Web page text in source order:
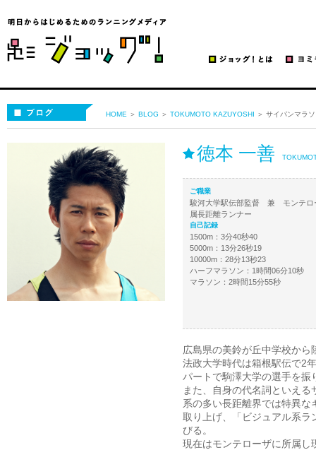
HOME ＞ BLOG ＞ TOKUMOTO KAZUYOSHI ＞ サイパンマラ
徳本 一善
ご職業
駿河大学駅伝部監督 兼 モンテロ
属長距離ランナー
自己記録
1500m：3分40秒40
5000m：13分26秒19
10000m：28分13秒23
ハーフマラソン：1時間06分10秒
マラソン：2時間15分55秒
広島県の美鈴が丘中学校か
法政大学時代は箱根駅伝で2
パートで駒澤大学の選手を振
また、自身の代名詞といえ
系の多い長距離界では特異
取り上げ、「ビジュアル系ラ
びる。
現在はモンテローザに所属し